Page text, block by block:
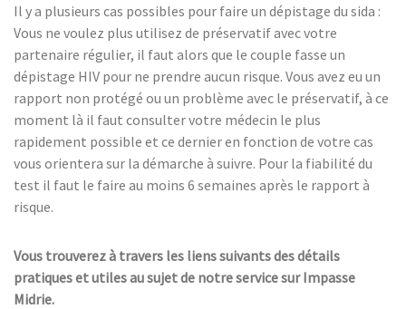
Il y a plusieurs cas possibles pour faire un dépistage du sida :
Vous ne voulez plus utilisez de préservatif avec votre
partenaire régulier, il faut alors que le couple fasse un
dépistage HIV pour ne prendre aucun risque. Vous avez eu un
rapport non protégé ou un problème avec le préservatif, à ce
moment là il faut consulter votre médecin le plus
rapidement possible et ce dernier en fonction de votre cas
vous orientera sur la démarche à suivre. Pour la fiabilité du
test il faut le faire au moins 6 semaines après le rapport à
risque.
Vous trouverez à travers les liens suivants des détails
pratiques et utiles au sujet de notre service sur Impasse
Midrie.